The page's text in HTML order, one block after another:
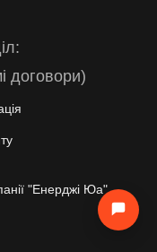
договори)
"Енерджі Юа"